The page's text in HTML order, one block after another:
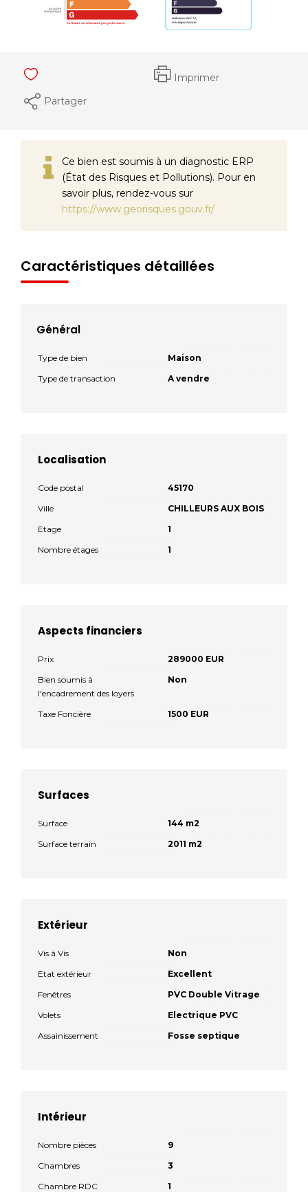
Imprimer
Partager
Ce bien est soumis à un diagnostic ERP
(État des Risques et Pollutions). Pour en
savoir plus, rendez-vous sur
https://www.georisques.gouv.fr/
Caractéristiques détaillées
Général
Type de bien
Maison
Type de transaction
A vendre
Localisation
Code postal
45170
Ville
CHILLEURS AUX BOIS
Etage
1
Nombre étages
1
Aspects financiers
Prix
289000 EUR
Bien soumis à
l'encadrement des loyers
Non
Taxe Foncière 1500 EUR
Surfaces
Surface
144 m2
Surface terrain
2011 m2
Extérieur
Vis à Vis
Non
Etat extérieur
Excellent
Fenêtres
PVC Double Vitrage
Volets
Electrique PVC
Assainissement
Fosse septique
Intérieur
Nombre pièces
9
Chambres
3
Chambre RDC
1